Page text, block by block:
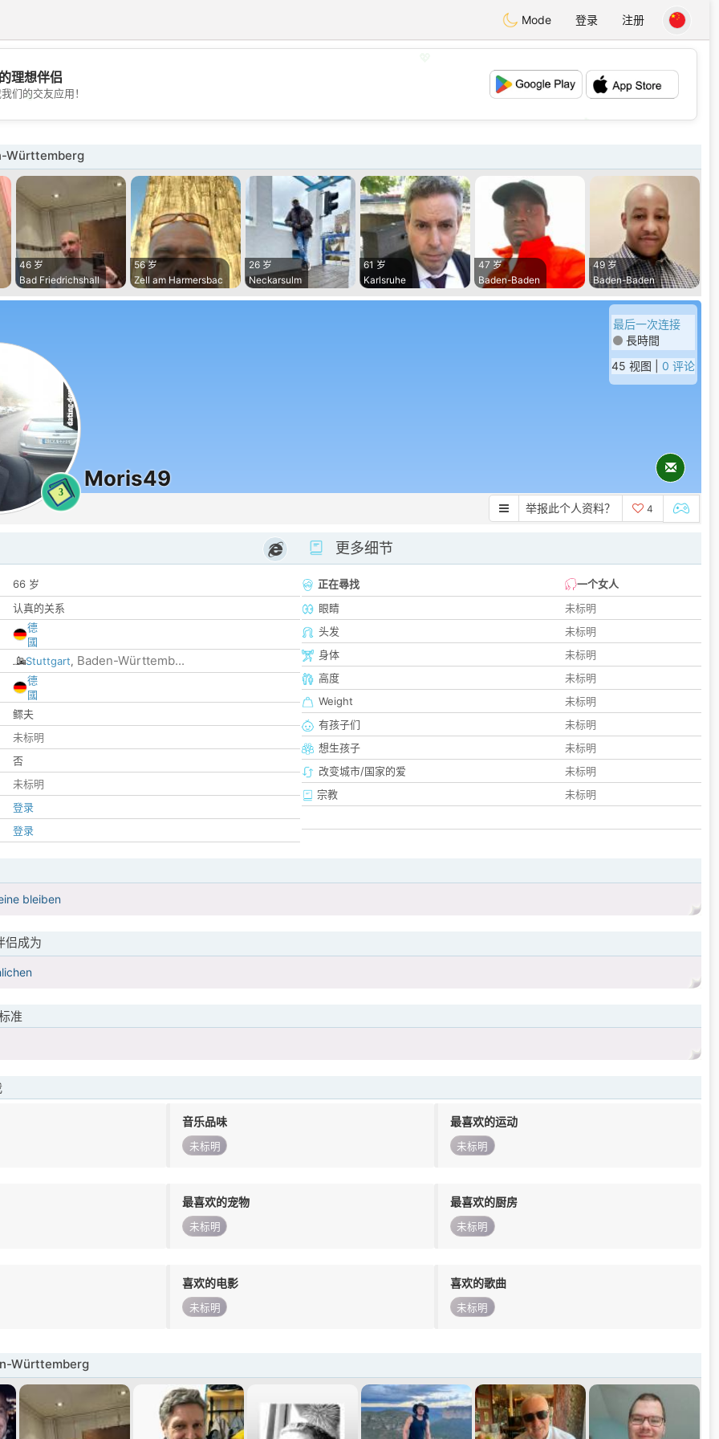
Mode 登录 注册
💖
💕
理想伴侣
们的交友应用！
Württemberg
46 岁
Bad Friedrichshall
56 岁
Zell am Harmersbac
26 岁
Neckarsulm
61 岁
Karlsruhe
47 岁
Baden-Baden
49 岁
Baden-Baden
3
Moris49
最后一次连接
長時間
45 视图 | 0 评论
举报此个人资料？ 4
66 岁
认真的关系
德
國
Stuttgart, Baden-Württemb...
德
國
鳏夫
未标明
否
未标明
登录
登录
更多细节
正在尋找
一个女人
眼睛
未标明
头发
未标明
身体
未标明
高度
未标明
Weight
未标明
有孩子们
未标明
想生孩子
未标明
改变城市/国家的爱
未标明
宗教
未标明
bleiben
侣成为
准
音乐品味
未标明
最喜欢的运动
未标明
最喜欢的宠物
未标明
最喜欢的厨房
未标明
喜欢的电影
未标明
喜欢的歌曲
未标明
Württemberg